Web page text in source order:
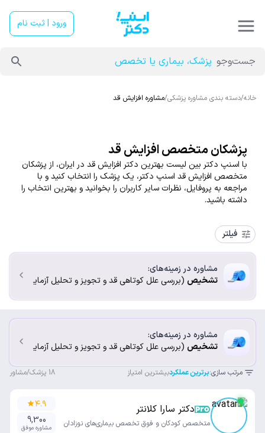
ورود | ثبت نام
جست‌وجو پزشک، بیماری یا تخصص
خانه/دسته بندی مشاوره پزشکی/مشاوره افزایش قد
پزشکان متخصص افزایش قد
با اسنپ دکتر بین لیست بهترین دکتر افزایش قد در ایران، از پزشکان
متخصص افزایش قد اسنپ دکتر، یک پزشک را انتخاب کنید و با
مراجعه به پروفایل، نظرات سایر کاربران را بخوانید و بهترین انتخاب را
داشته باشید.
فیلتر
مشاوره در زمینه‌های:
تشخیص (بررسی علل کوتاهی قد و تجویز و تحلیل آزمایش‌های ...
مشاوره در زمینه‌های:
تشخیص (بررسی علل کوتاهی قد و تجویز و تحلیل آزمایش‌های ...
مرتب سازی:برترین عملکردبیشترین امتیاز 18 پزشک/مشاور
دکتر سارا کلانتر
متخصص کودکان و فوق تخصص بیماری‌های نوزادان
۴.۹
9,300
مشاوره موفق